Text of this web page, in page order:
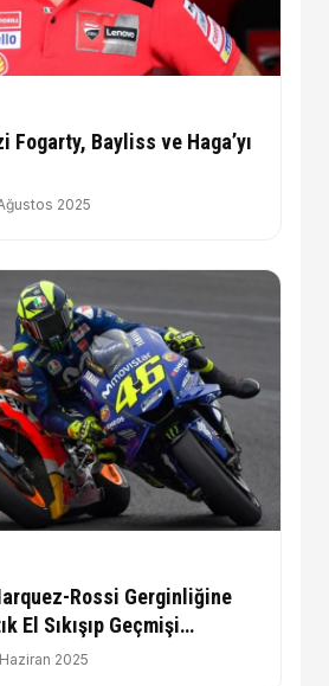
Fogarty, Bayliss ve Haga’yı
2025
Rossi Gerginliğine
El Sıkışıp Geçmişi
2025